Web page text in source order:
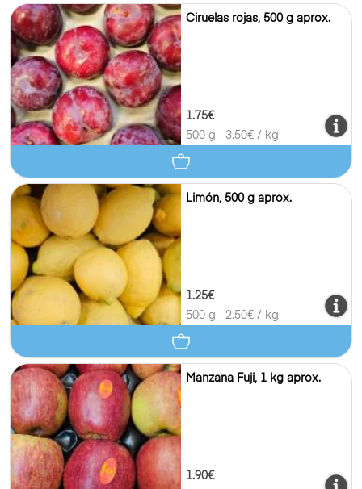
Ciruelas rojas, 500 g aprox.
1.75€
500 g
3.50€ / kg
Limón, 500 g aprox.
1.25€
500 g
2.50€ / kg
Manzana Fuji, 1 kg aprox.
1.90€